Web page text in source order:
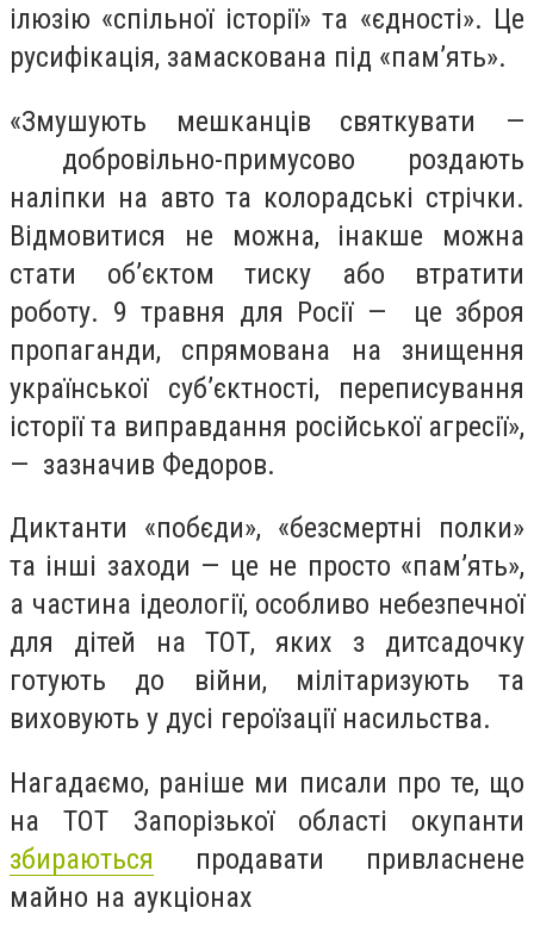
ілюзію «спільної історії» та «єдності». Це
русифікація, замаскована під «пам’ять».
«Змушують мешканців святкувати —
добровільно-примусово роздають
наліпки на авто та колорадські стрічки.
Відмовитися не можна, інакше можна
стати об’єктом тиску або втратити
роботу. 9 травня для Росії — це зброя
пропаганди, спрямована на знищення
української суб’єктності, переписування
історії та виправдання російської агресії»,
— зазначив Федоров.
Диктанти «побєди», «безсмертні полки»
та інші заходи — це не просто «пам’ять»,
а частина ідеології, особливо небезпечної
для дітей на ТОТ, яких з дитсадочку
готують до війни, мілітаризують та
виховують у дусі героїзації насильства.
Нагадаємо, раніше ми писали про те, що
на ТОТ Запорізької області окупанти
збираються продавати привласнене
майно на аукціонах